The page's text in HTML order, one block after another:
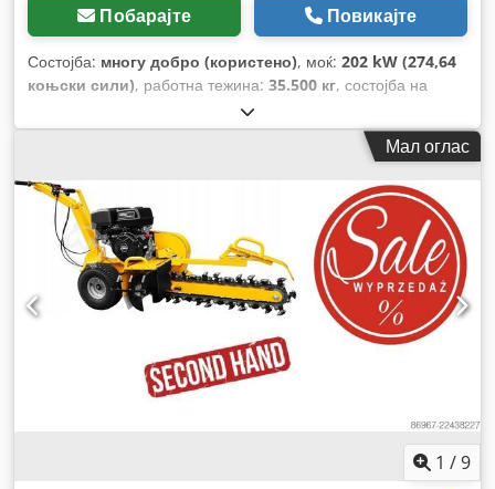
Побарајте Повикајте
Состојба: многу добро (користено), моќ: 202 kW (274,64
коњски сили), работна тежина: 35.500 кг, состојба на
, Година на изградба:
часови:9.139 h, Опрема:клима уред,
Мал оглас
1 /9